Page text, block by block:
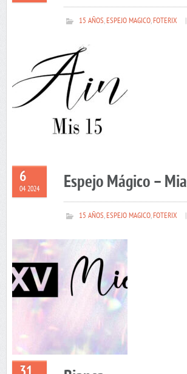
15 AÑOS,ESPEJO MAGICO,FOTERIX
6
04 2024 Espejo Mágico – Mia
15 AÑOS,ESPEJO MAGICO,FOTERIX